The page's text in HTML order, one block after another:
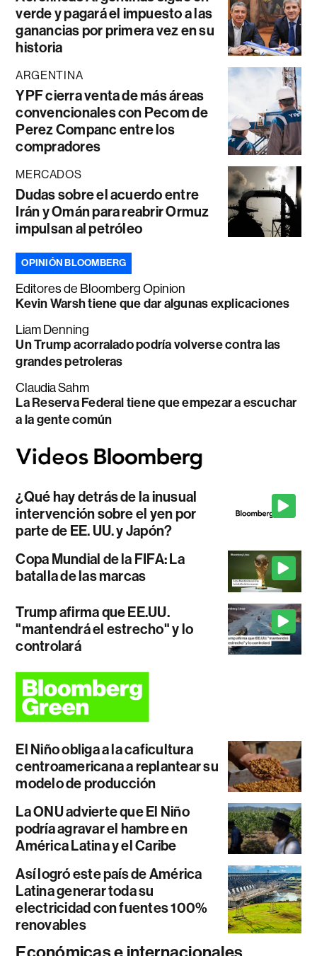
verde y pagará el impuesto a las
ganancias por primera vez en su
historia
ARGENTINA
YPF cierra venta de más áreas
convencionales con Pecom de
Perez Companc entre los
compradores
MERCADOS
Dudas sobre el acuerdo entre
Irán y Omán para reabrir Ormuz
impulsan al petróleo
OPINIÓN BLOOMBERG
Editores de Bloomberg Opinion
Kevin Warsh tiene que dar algunas explicaciones
Liam Denning
Un Trump acorralado podría volverse contra las
grandes petroleras
Claudia Sahm
La Reserva Federal tiene que empezar a escuchar
a la gente común
¿Qué hay detrás de la inusual
intervención sobre el yen por
parte de EE. UU. y Japón?
Copa Mundial de la FIFA: La
batalla de las marcas
Trump afirma que EE.UU.
"mantendrá el estrecho" y lo
controlará
El Niño obliga a la caficultura
centroamericana a replantear su
modelo de producción
La ONU advierte que El Niño
podría agravar el hambre en
América Latina y el Caribe
Así logró este país de América
Latina generar toda su
electricidad con fuentes 100%
renovables